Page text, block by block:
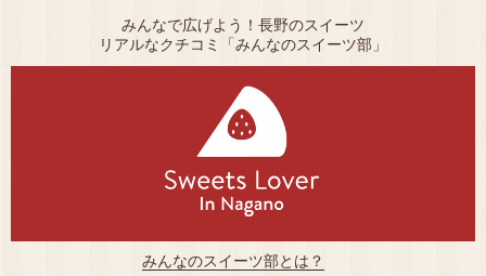
みんなで広げよう！長野のスイーツ
リアルなクチコミ「みんなのスイーツ部」
みんなのスイーツ部とは？